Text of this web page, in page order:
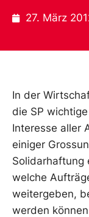
27. März
In der
die SP
Interesse aller
einiger
Solidarhaftung
welche
weitergeben,
werden